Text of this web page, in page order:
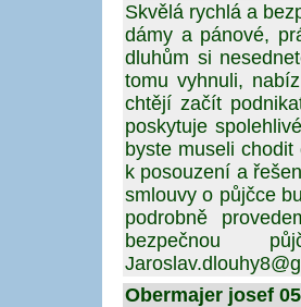
Skvělá rychlá a
dámy a pánové,
dluhům si
tomu vyhnuli,
chtějí začít
poskytuje
byste museli
k posouzení a
smlouvy o půjčce
podrobně
bezpečnou
Obermajer josef